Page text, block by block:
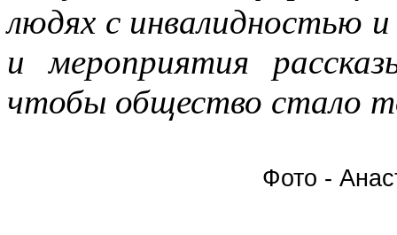
людях с инвалидностью
и мероприятия
чтобы общество стало
Фото -